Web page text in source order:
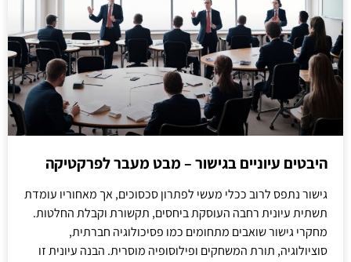
היבטים עיוניים בגישור – מבט מעבר לפרקטיקה
גישור נתפס לרוב ככלי מעשי לפתרון סכסוכים, אך מאחוריו עומדת
תשתית עיונית רחבה העוסקת ביחסים, תקשורת וקבלת החלטות.
מחקרי גישור שואבים מתחומים כמו פסיכולוגיה חברתית,
סוציולוגיה, תורת המשחקים ופילוסופיה מוסרית. הבנה עיונית זו